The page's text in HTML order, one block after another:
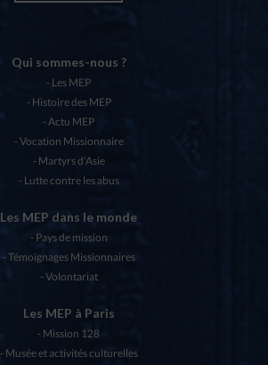
Qui sommes-nous ?
Les MEP
Histoire des MEP
Actu MEP
Vocation Missionnaire
Martyrs d’Asie
Lutte contre les abus
Les MEP dans le monde
Pays de mission
Témoignages Missionnaires
Volontariat
Les MEP à Paris
Mission 128
Musée et activités culturelles